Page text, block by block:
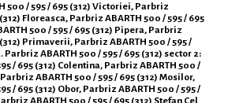
500 / 595 / 695 (312) Victoriei, Parbriz
Floreasca, Parbriz ABARTH 500 / 595 / 695
500 / 595 / 695 (312) Pipera, Parbriz
Primaverii, Parbriz ABARTH 500 / 595 /
Parbriz ABARTH 500 / 595 / 695 (312) sector 2:
/ 695 (312) Colentina, Parbriz ABARTH 500 /
ABARTH 500 / 595 / 695 (312) Mosilor,
/ 695 (312) Obor, Parbriz ABARTH 500 / 595 /
ABARTH 500 / 595 / 695 (312) Stefan Cel